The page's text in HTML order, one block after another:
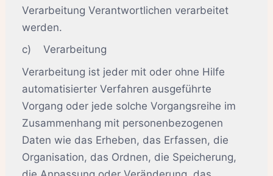
Verarbeitung Verantwortlichen verarbeitet
werden.
c) Verarbeitung
Verarbeitung ist jeder mit oder ohne Hilfe
automatisierter Verfahren ausgeführte
Vorgang oder jede solche Vorgangsreihe im
Zusammenhang mit personenbezogenen
Daten wie das Erheben, das Erfassen, die
Organisation, das Ordnen, die Speicherung,